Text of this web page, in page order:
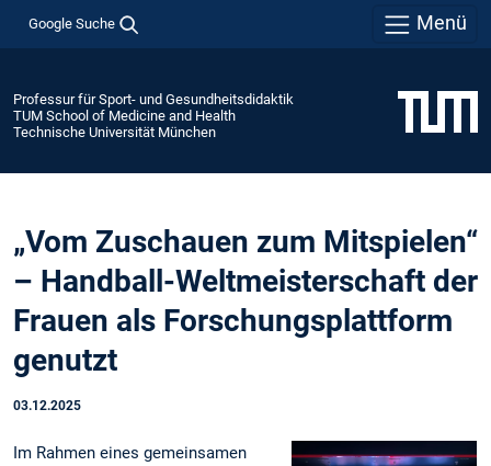
Google Suche Menü
Professur für Sport- und Gesundheitsdidaktik
TUM School of Medicine and Health
Technische Universität München
„Vom Zuschauen zum Mitspielen“
– Handball-Weltmeisterschaft der
Frauen als Forschungsplattform
genutzt
03.12.2025
Im Rahmen eines gemeinsamen